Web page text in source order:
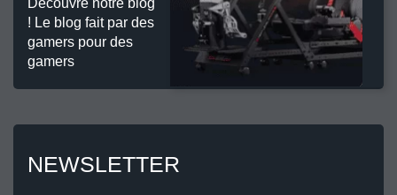
Découvre notre blog
! Le blog fait par des
gamers pour des
gamers
NEWSLETTER